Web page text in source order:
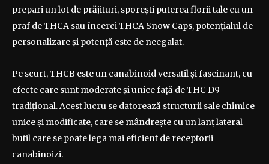
prepari un lot de prăjituri, sporești puterea florii tale cu un
praf de THCA sau încerci THCA Snow Caps, potențialul de
personalizare și potență este de neegalat.
Pe scurt, THCB este un canabinoid versatil și fascinant, cu
efecte care sunt moderate și unice față de THC D9
tradițional. Acest lucru se datorează structurii sale chimice
unice și modificate, care se mândrește cu un lanț lateral
butil care se poate lega mai eficient de receptorii
canabinoizi.